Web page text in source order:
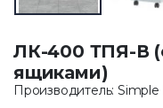
ЛК-400 ТПЯ-В
ящиками)
Производитель: Simple